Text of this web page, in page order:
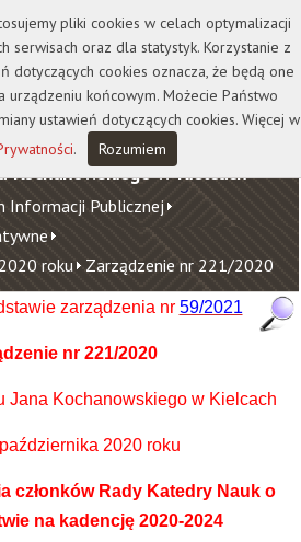
Biblioteka
Wydawnictwo
Kochanowskiego w Kielcach
Informacji Publicznej
roku Zarządzenie nr 221/2020
zarządzenia nr 59/2021
nr 221/2020
Jana Kochanowskiego w Kielcach
2020 roku
członków Rady Katedry Nauk o
na kadencję 2020-2024
pliki cookies w celach optymalizacji
serwisach oraz dla statystyk. Korzystanie z
dotyczących cookies oznacza, że będą one
urządzeniu końcowym. Możecie Państwo
ustawień dotyczących cookies. Więcej w
. Rozumiem